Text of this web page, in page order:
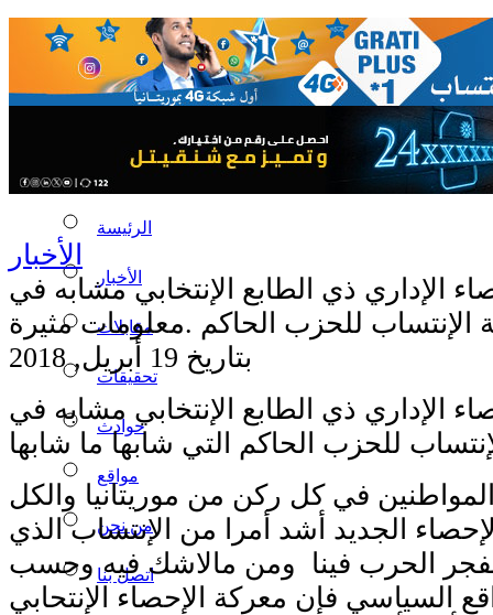
الرئيسة
الأخبار
مقابلات
تحقيقات
حوادث
مواقع
من نحن
اتصل بنا
الأخبار
الإداري ذي الطابع الإنتخابي مشابه في
بتاريخ 19 أبريل, 2018
الإداري ذي الطابع الإنتخابي مشابه في
للحزب الحاكم التي شابها ما شابها
في كل ركن من موريتانيا والكل
الجديد أشد أمرا من الإنتساب الذي
يفجر الحرب فينا ومن مالاشك فيه وحسب
السياسي فإن معركة الإحصاء الإنتحابي